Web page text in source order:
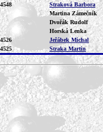
Straková Barbora
Martina Zámečník
Dvořák Rudolf
Horská Lenka
Jeřábek Michal
Straka Martin